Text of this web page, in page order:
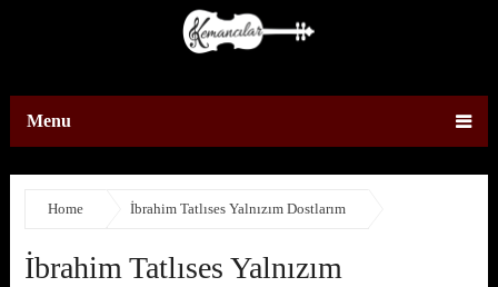
Menu
Home İbrahim Tatlıses Yalnızım Dostlarım
İbrahim Tatlıses Yalnızım